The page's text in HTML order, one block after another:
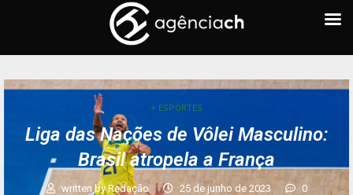
+ ESPORTES
Liga das Nações de Vôlei Masculino:
Brasil atropela a França
written by Redação 25 de junho de 2023
0